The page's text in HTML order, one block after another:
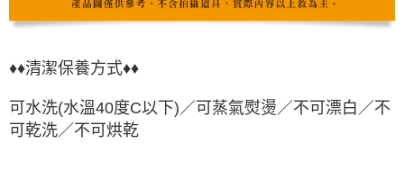
♦♦清潔保養方式♦♦
可水洗(水溫40度C以下)／可蒸氣熨燙／不可漂白／不
可乾洗／不可烘乾